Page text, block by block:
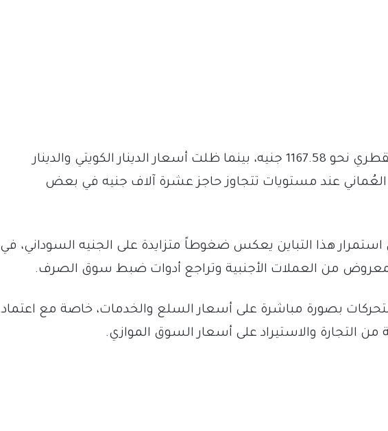
وسجل الريال القطري نحو 1167.58 جنيه، بينما ظلت أسعار الدينار الكويتي والدينار
العُماني عند مستويات تتجاوز حاجز عشرة آلاف جنيه في بعض
هذا التباين يعكس ضغوطاً متزايدة على الجنيه السوداني، في
من العملات الأجنبية وتراجع أدوات ضبط سوق الصرف.
بصورة مباشرة على أسعار السلع والخدمات، خاصة مع اعتماد
التجارة والاستيراد على أسعار السوق الموازي.